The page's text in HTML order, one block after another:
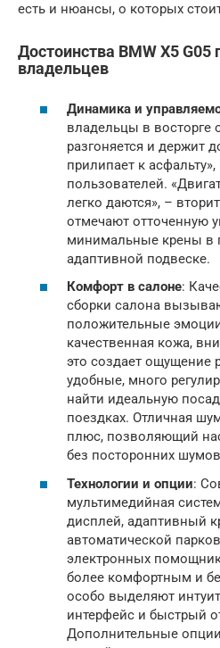
есть и нюансы, о которых
Достоинства BMW X5
владельцев
Динамика и
владельцы в восторге
разгоняется и держит
прилипает к
пользователей.
легко даются», –
отмечают отточенную
минимальные крены в
адаптивной подвеске.
Комфорт в салоне:
сборки салона
положительные
качественная кожа,
это создает ощущение
удобные, много
найти идеальную
поездках. Отличная
плюс, позволяющий
без посторонних
Технологии и опции:
мультимедийная
дисплей, адаптивный
автоматической
электронных
более комфортным и
особо выделяют
интерфейс и быстрый
Дополнительные